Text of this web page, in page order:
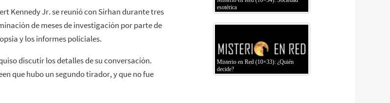
Kennedy Jr. se reunió con Sirhan durante tres
de meses de investigación por parte de
y los informes policiales.
discutir los detalles de su conversación.
que hubo un segundo tirador, y que no fue
esotérica
Misterio en Red (10×33): ¿Quién
decide?